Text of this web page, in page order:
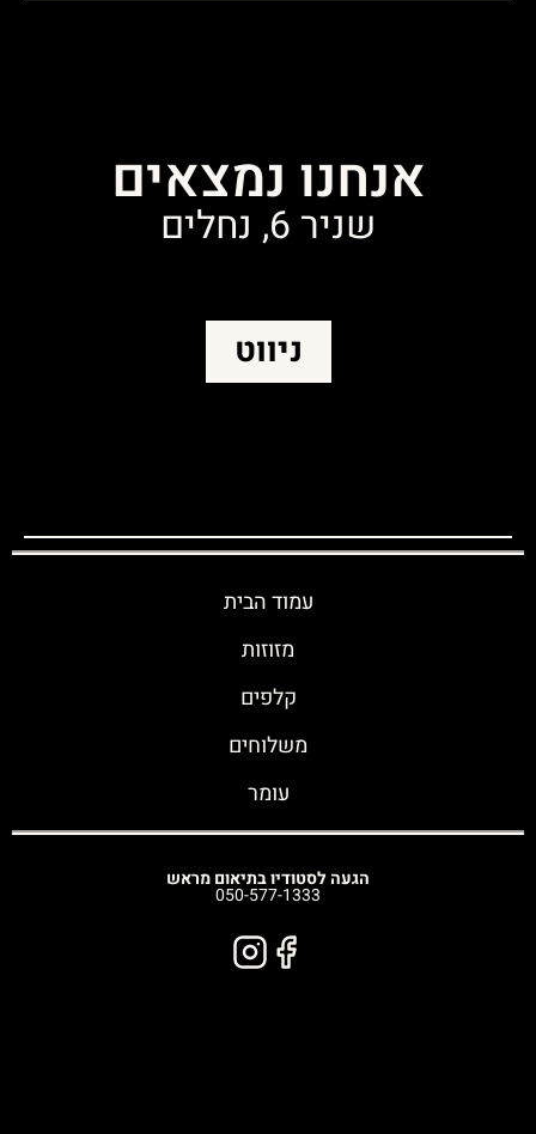
אנחנו נמצאים
שניר 6, נחלים
ניווט
עמוד הבית
מזוזות
קלפים
משלוחים
עומר
הגעה לסטודיו בתיאום מראש
050-577-1333